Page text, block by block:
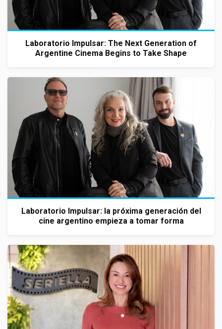
Laboratorio Impulsar: The Next Generation of
Argentine Cinema Begins to Take Shape
Laboratorio Impulsar: la próxima generación del
cine argentino empieza a tomar forma